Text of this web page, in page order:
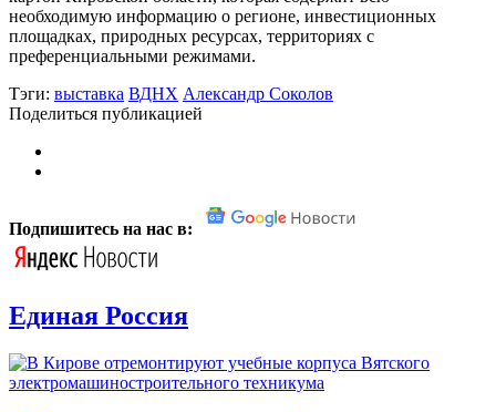
необходимую информацию о регионе, инвестиционных
площадках, природных ресурсах, территориях с
преференциальными режимами.
Тэги: выставка ВДНХ Александр Соколов
Поделиться публикацией
Подпишитесь на нас в:
Единая Россия